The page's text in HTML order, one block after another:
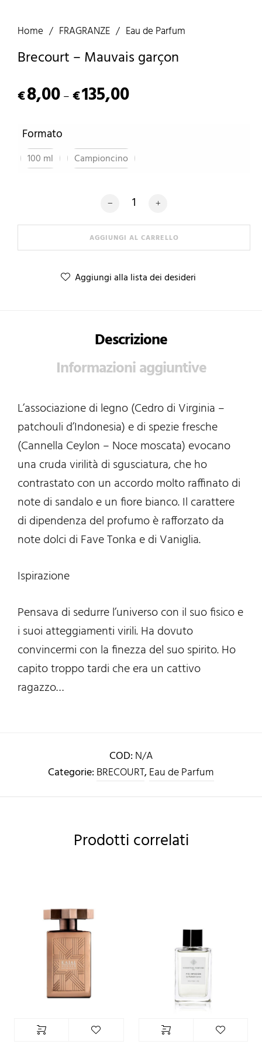
Home / FRAGRANZE / Eau de Parfum
Brecourt – Mauvais garçon
€8,00–€135,00
Formato
100 ml Campioncino
Brecourt - Mauvais garçon quantità
AGGIUNGI AL CARRELLO
Aggiungi alla lista dei desideri
Descrizione
Informazioni aggiuntive
L’associazione di legno (Cedro di Virginia –
patchouli d’Indonesia) e di spezie fresche
(Cannella Ceylon – Noce moscata) evocano
una cruda virilità di sgusciatura, che ho
contrastato con un accordo molto raffinato di
note di sandalo e un fiore bianco. Il carattere
di dipendenza del profumo è rafforzato da
note dolci di Fave Tonka e di Vaniglia.
Ispirazione
Pensava di sedurre l’universo con il suo fisico e
i suoi atteggiamenti virili. Ha dovuto
convincermi con la finezza del suo spirito. Ho
capito troppo tardi che era un cattivo
ragazzo…
COD: N/A
Categorie: BRECOURT,Eau de Parfum
Prodotti correlati